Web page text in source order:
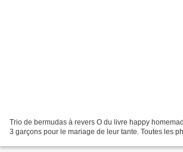
Trio de bermudas à revers O du livre happy
3 garçons pour le mariage de leur tante. Toutes les